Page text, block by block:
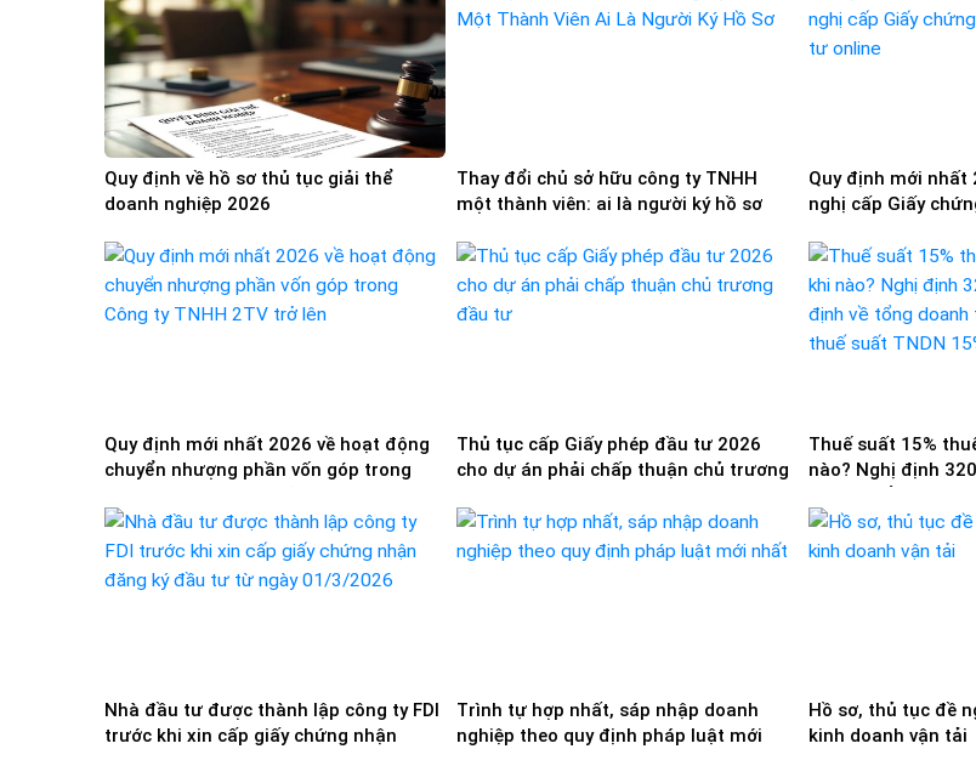
Quy định về hồ sơ thủ tục giải thể
doanh nghiệp 2026
Thay đổi chủ sở hữu công ty TNHH
một thành viên: ai là người ký hồ sơ
Quy định mới nhất
nghị cấp Giấy
Quy định mới nhất 2026 về hoạt động
chuyển nhượng phần vốn góp trong
Thủ tục cấp Giấy phép đầu tư 2026
cho dự án phải chấp thuận chủ trương
Thuế suất 15%
nào? Nghị định
thuế suất TNDN
Nhà đầu tư được thành lập công ty FDI
trước khi xin cấp giấy chứng nhận
Trình tự hợp nhất, sáp nhập doanh
nghiệp theo quy định pháp luật mới
Hồ sơ, thủ tục đề
kinh doanh vận tải